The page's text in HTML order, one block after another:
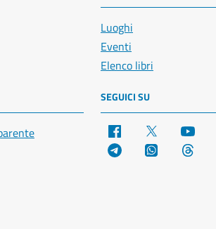
Luoghi
Eventi
Elenco libri
SEGUICI SU
Facebook
Telegram WhatsApp